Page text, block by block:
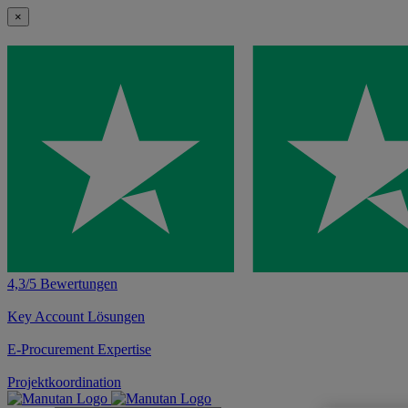
×
4,3/5 Bewertungen
Key Account Lösungen
E-Procurement Expertise
Projektkoordination